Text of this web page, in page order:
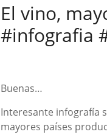
El vino,
#infografia
Buenas…
Interesante infografía
mayores países